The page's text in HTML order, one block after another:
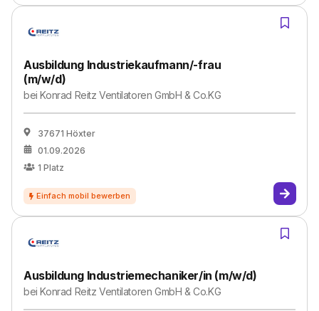
Ausbildung Industriekaufmann/-frau
(m/w/d)
beiKonrad Reitz Ventilatoren GmbH & Co.KG
37671 Höxter
01.09.2026
1 Platz
Ausbildung Industriemechaniker/in (m/w/d)
beiKonrad Reitz Ventilatoren GmbH & Co.KG